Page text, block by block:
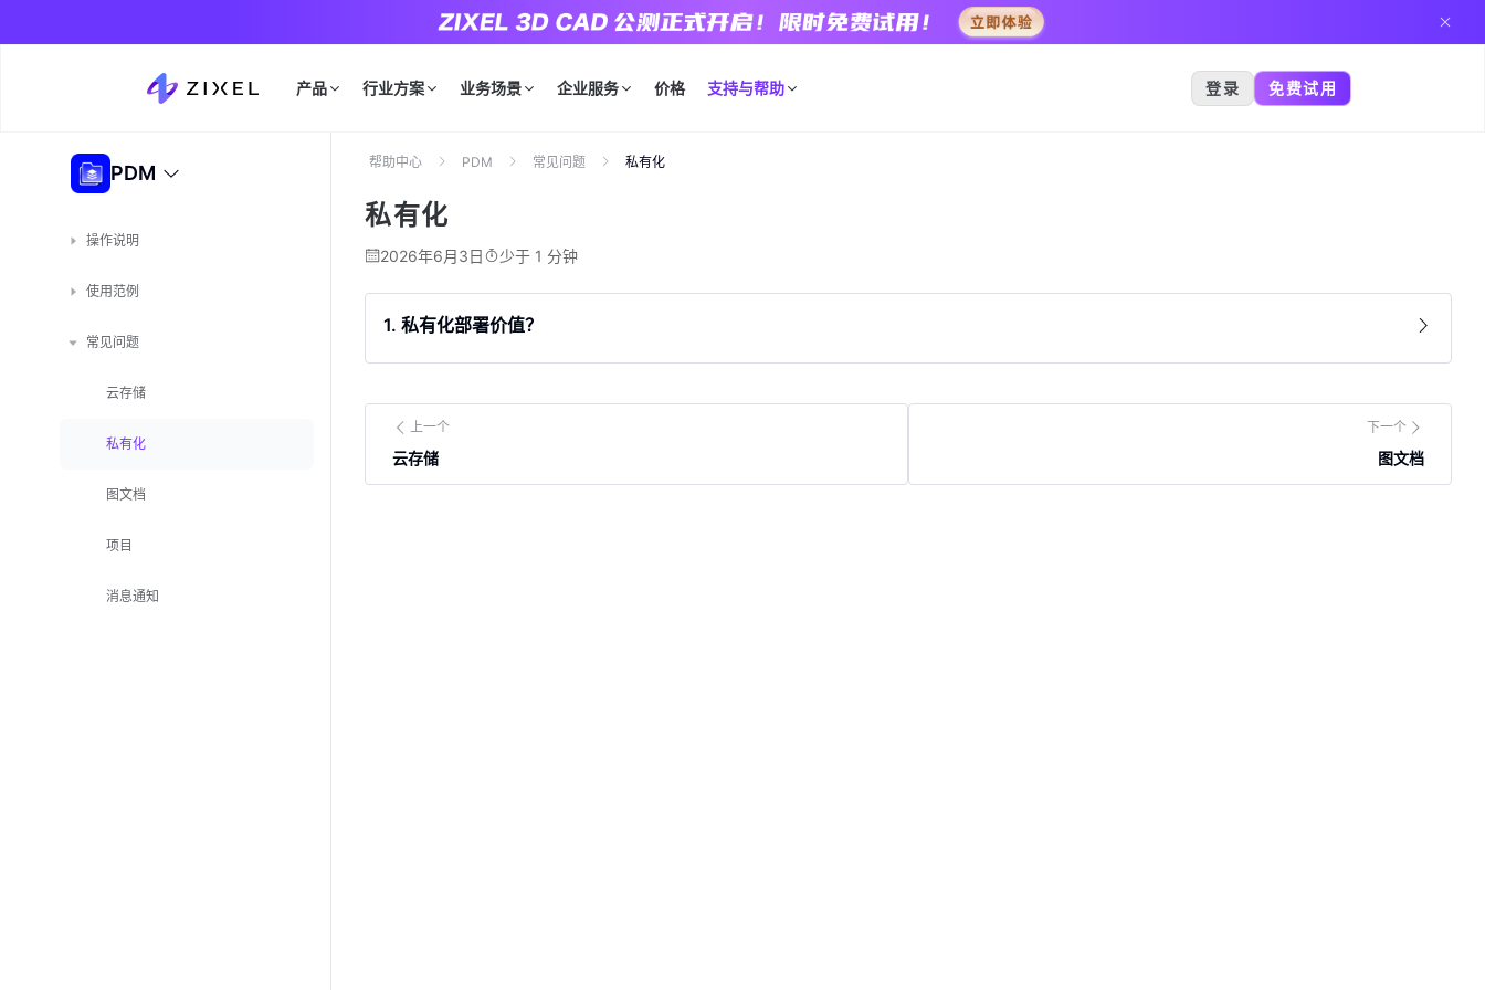
产品 行业方案 业务场景 企业服务 价格 支持与帮助 登录 免费试用
PDM
操作说明
使用范例
常见问题
云存储
私有化
图文档
项目
消息通知
帮助中心 PDM 常见问题 私有化
私有化
2026年6月3日 少于 1 分钟
1. 私有化部署价值？
上一个
云存储
下一个
图文档